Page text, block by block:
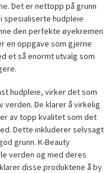
Det er nettopp på grunn
spesialiserte hudpleie
den perfekte øyekremen
en oppgave som gjerne
et så enormt utvalg som
hudpleie, virker det som
De klarer å virkelig
av topp kvalitet som det
Dette inkluderer selvsagt
grunn. K-Beauty
verden og med deres
disse produktene å by